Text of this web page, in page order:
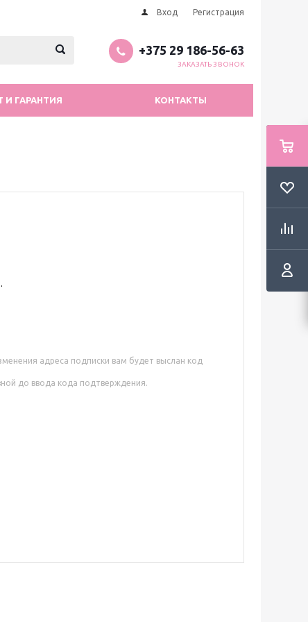
Вход Регистрация
+375 29 186-56-63
ЗАКАЗАТЬ ЗВОНОК
И ГАРАНТИЯ КОНТАКТЫ
.
адреса подписки вам будет выслан код
до ввода кода подтверждения.